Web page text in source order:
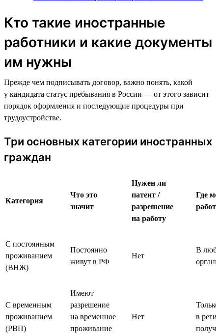
Кто такие иностранные
работники и какие документы
им нужны
Прежде чем подписывать договор, важно понять, какой
у кандидата статус пребывания в России — от этого зависит
порядок оформления и последующие процедуры при
трудоустройстве.
Три основных категории иностранных
граждан
Категория
Что это
значит
Нужен ли
патент /
разрешение
на работу
Где
С постоянным
проживанием
(ВНЖ)
Постоянно
живут в РФ
Нет
В
С временным
проживанием
(РВП)
Имеют
разрешение
на временное
проживание
Нет
Только
в